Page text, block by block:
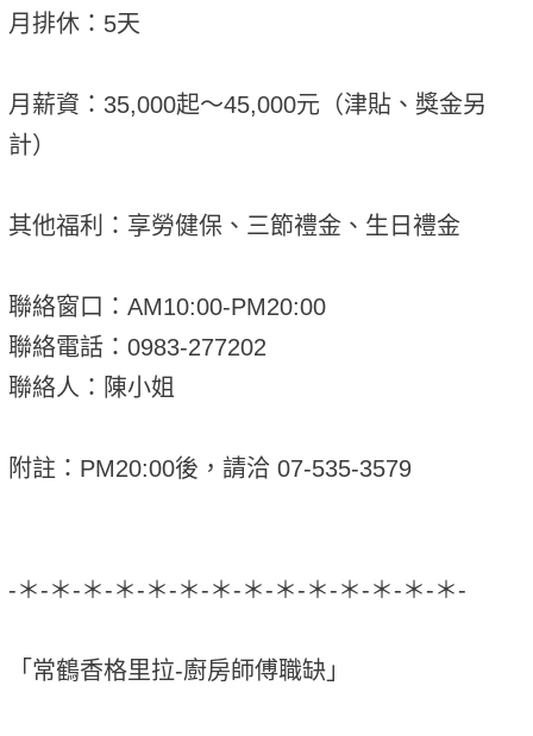
月排休：5天
月薪資：35,000起～45,000元（津貼、獎金另
計）
其他福利：享勞健保、三節禮金、生日禮金
聯絡窗口：AM10:00-PM20:00
聯絡電話：0983-277202
聯絡人：陳小姐
附註：PM20:00後，請洽 07-535-3579
-＊-＊-＊-＊-＊-＊-＊-＊-＊-＊-＊-＊-＊-＊-
「常鶴香格里拉-廚房師傅職缺」